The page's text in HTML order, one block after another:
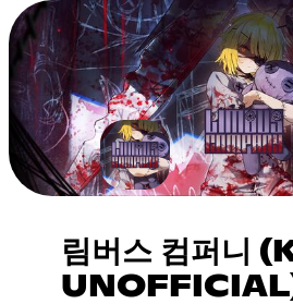
림버스 컴퍼니